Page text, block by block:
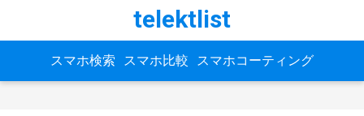
telektlist
スマホ検索 スマホ比較 スマホコーティング